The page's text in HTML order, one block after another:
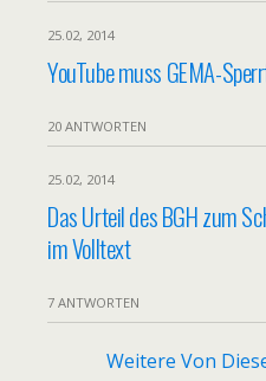
25.02, 2014
YouTube muss GEMA-
20 ANTWORTEN
25.02, 2014
Das Urteil des BGH zum
im Volltext
7 ANTWORTEN
Weitere Von